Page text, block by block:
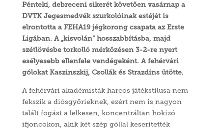
Pénteki, debreceni sikerét követően vasárnap a
DVTK Jegesmedvék szurkolóinak estéjét is
elrontotta a FEHA19 jégkorong csapata az Erste
Ligában. A „kisvolán” hosszabbításba, majd
szétlövésbe torkolló mérkőzésen 3-2-re nyert
esélyesebb ellenfele vendégeként. A fehérvári
gólokat Kaszinszkij, Csollák és Strazdins ütötte.
A fehérvári akadémisták harcos játékstílusa nem
fekszik a diósgyőrieknek, ezért nem is nagyon
talált fogást a lelkesen, koncentráltan hokizó
ifjoncokon, akik két szép góllal keserítették